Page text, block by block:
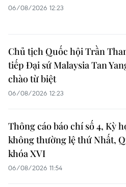
06/08/2026 12:23
Chủ tịch Quốc hội Trần
tiếp Đại sứ Malaysia Tan
chào từ biệt
06/08/2026 12:23
Thông cáo báo chí số 4, Kỳ
không thường lệ thứ Nhất,
khóa XVI
06/08/2026 11:54